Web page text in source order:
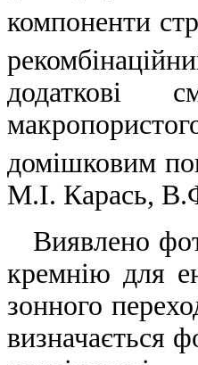
компоненти
додаткові
домішковим
М.І. Карась,
Виявлено
кремнію для
зонного
визначається